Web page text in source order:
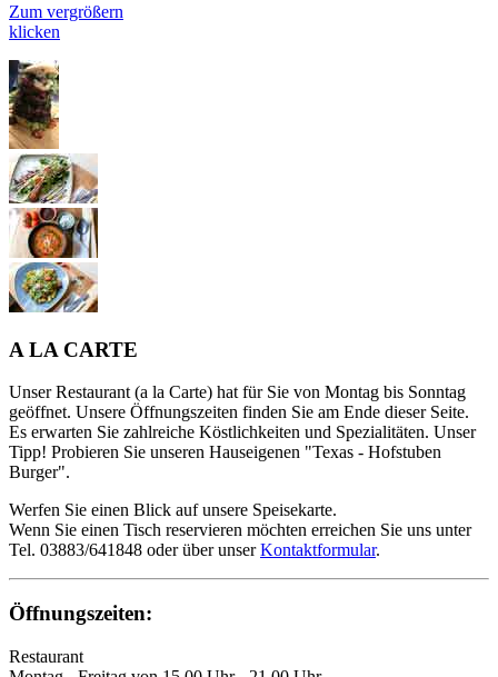
Zum vergrößern
klicken
A LA CARTE
Unser Restaurant (a la Carte) hat für Sie von Montag bis Sonntag
geöffnet. Unsere Öffnungszeiten finden Sie am Ende dieser Seite.
Es erwarten Sie zahlreiche Köstlichkeiten und Spezialitäten. Unser
Tipp! Probieren Sie unseren Hauseigenen "Texas - Hofstuben
Burger".
Werfen Sie einen Blick auf unsere Speisekarte.
Wenn Sie einen Tisch reservieren möchten erreichen Sie uns unter
Tel. 03883/641848 oder über unserKontaktformular.
Öffnungszeiten:
Restaurant